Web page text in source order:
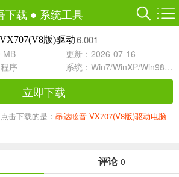
下载 ● 系统工具
版)驱动6.001
MB
更新：2026-07-16
序 系统：Win7/WinXP/Win98/Win8/Win10兼容软件
立即下载
击下载的是： 昂达眩音 VX707(V8版)驱动电脑
评论 0